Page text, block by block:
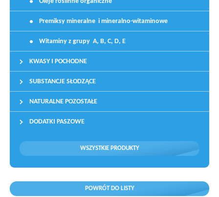
Premiksy mineralne i mineralno-witaminowe
Witaminy z grupy A, B, C, D, E
KWASY I POCHODNE
SUBSTANCJE SŁODZĄCE
NATURALNE POZOSTAŁE
DODATKI PASZOWE
WSZYSTKIE PRODUKTY
POWRÓT DO LISTY